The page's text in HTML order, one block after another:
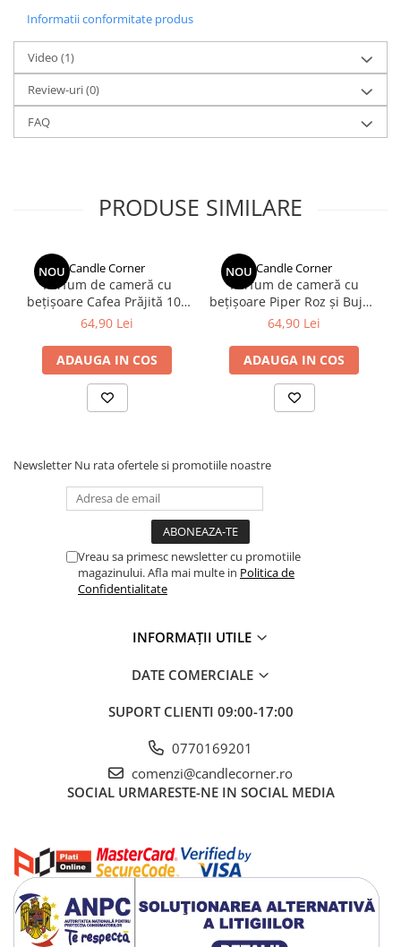
Informatii conformitate produs
Video (1)
Review-uri(0)
FAQ
PRODUSE SIMILARE
NOU Candle Corner
Parfum de cameră cu
bețișoare Cafea Prăjită 100
ml
64,90 Lei
ADAUGA IN COS
NOU Candle Corner
Parfum de cameră cu
bețișoare Piper Roz și Bujori
100 ml
64,90 Lei
ADAUGA IN COS
Newsletter Nu rata ofertele si promotiile noastre
Vreau sa primesc newsletter cu promotiile
magazinului. Afla mai multe in Politica de
Confidentialitate
INFORMAȚII UTILE
DATE COMERCIALE
SUPORT CLIENTI 09:00-17:00
0770169201
comenzi@candlecorner.ro
SOCIAL URMARESTE-NE IN SOCIAL MEDIA